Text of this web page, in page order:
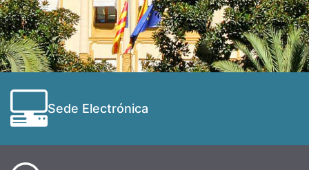
Sede Electrónica